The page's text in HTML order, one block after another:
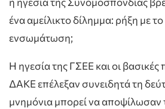
ένα αμείλικτο δίλημμα: ρήξη με
ενσωμάτωση;
Η ηγεσία της ΓΣΕΕ και οι
ΔΑΚΕ επέλεξαν συνειδητά τη
μνημόνια μπορεί να αποψίλωσαν